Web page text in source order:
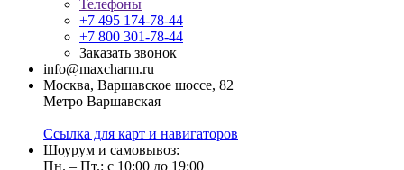
Телефоны
+7 495 174-78-44
+7 800 301-78-44
Заказать звонок
info@maxcharm.ru
Москва, Варшавское шоссе, 82
Метро Варшавская
Ссылка для карт и навигаторов
Шоурум и самовывоз:
Пн. – Пт.: с 10:00 до 19:00